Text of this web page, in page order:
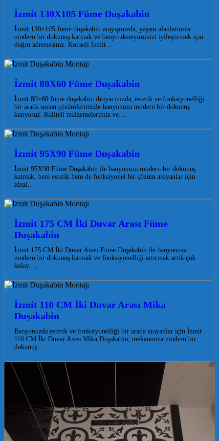
İzmit 130X105 Füme Duşakabin
İzmit 130×105 füme duşakabin arayışınızda, yaşam alanlarınıza
modern bir dokunuş katmak ve banyo deneyiminizi iyileştirmek için
doğru adrestesiniz. Kocaeli İzmit…
İzmit 80X60 Füme Duşakabin
İzmit 80×60 füme duşakabin ihtiyacınızda, estetik ve fonksiyonelliği
bir arada sunan çözümlerimizle banyonuza modern bir dokunuş
katıyoruz. Kaliteli malzemelerimiz ve…
İzmit 95X90 Füme Duşakabin
İzmit 95X90 Füme Duşakabin ile banyonuza modern bir dokunuş
katmak, hem estetik hem de fonksiyonel bir çözüm arayanlar için
ideal…
İzmit 175 CM İki Duvar Arası Füme
Duşakabin
İzmit 175 CM İki Duvar Arası Füme Duşakabin ile banyonuza
modern bir dokunuş katmak ve fonksiyonelliği artırmak artık çok
kolay.…
İzmit 110 CM İki Duvar Arası Mika
Duşakabin
Banyonuzda estetik ve fonksiyonelliği bir arada arayanlar için İzmit
110 CM İki Duvar Arası Mika Duşakabin, mekanınıza modern bir
dokunuş…